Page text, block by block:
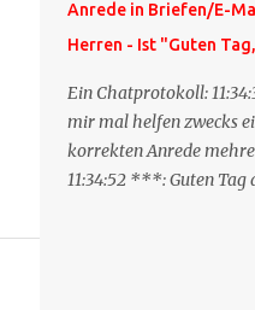
'angestoßen' in dem
'TrackbackURL' des
schickt, d.h. ein paar
(URL meines Eintrags,
Beitrags). Praktisch
Anderes tun, als die
Anrede in Briefen/E-
Herren - Ist "Guten
Ein Chatprotokoll:
mir mal helfen zwecks
korrekten Anrede
11:34:52 ***: Guten Tag